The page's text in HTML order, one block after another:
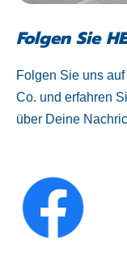
Folgen Sie
Folgen Sie uns
Co. und erfahren
über Deine